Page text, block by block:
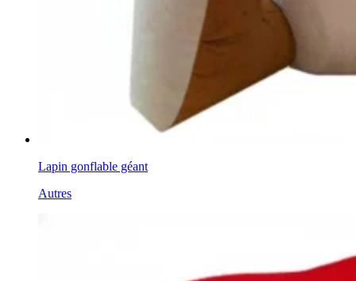
Lapin gonflable géant
Autres